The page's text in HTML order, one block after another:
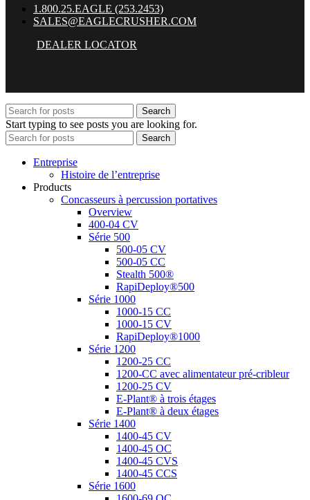
1.800.25.EAGLE (253.2453)
SALES@EAGLECRUSHER.COM
DEALER LOCATOR
Search
Start typing to see posts you are looking for.
Search
Entreprise
Histoire de l’entreprise
Products
Concasseurs à percussion portatives
Overview
400-04 CV
Série 500
500-05 CV
500-05 CC
Stealth 500®
RapiDeploy®500
Série 1000
1000-15 CC
1000-15 CV
RapiDeploy®1000
Série 1200
1200-25 CC
1200-CC avec alimentateur pré-cribleur
1200-25 CV
E-Plant® à trois étages
E-Plant® à deux étages
Série 1400
1400-45 CV
1400-45 OC
1400-45 CVS
1400-45 CCS
Série 1600